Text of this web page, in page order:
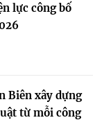
lực công bố
Biên xây dựng
từ mỗi công